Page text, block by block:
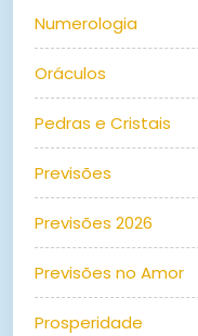
Numerologia
Oráculos
Pedras e Cristais
Previsões
Previsões 2026
Previsões no Amor
Prosperidade